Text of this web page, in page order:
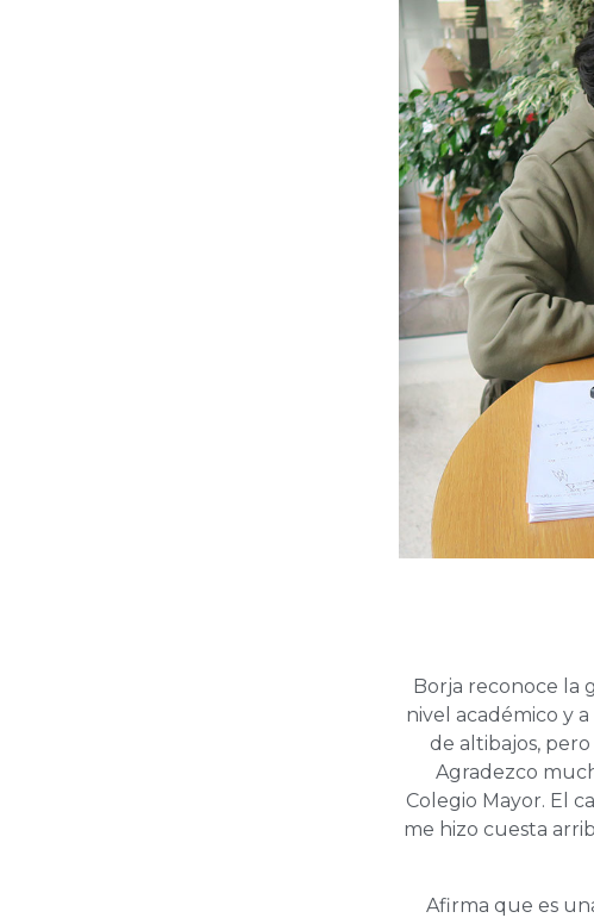
Borja reconoce la
nivel académico y
de altibajos,
Agradezco
Colegio Mayor. El
me hizo cuesta
Afirma que es